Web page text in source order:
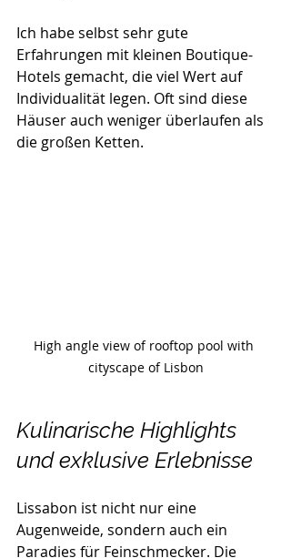
Ich habe selbst sehr gute
Erfahrungen mit kleinen Boutique-
Hotels gemacht, die viel Wert auf
Individualität legen. Oft sind diese
Häuser auch weniger überlaufen als
die großen Ketten.
High angle view of rooftop pool with
cityscape of Lisbon
Kulinarische Highlights
und exklusive Erlebnisse
Lissabon ist nicht nur eine
Augenweide, sondern auch ein
Paradies für Feinschmecker. Die